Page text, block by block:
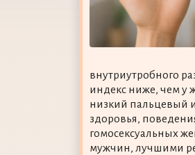
внутриутробного
индекс ниже, чем у
низкий пальцевый
здоровья,
гомосексуальных
мужчин, лучшими